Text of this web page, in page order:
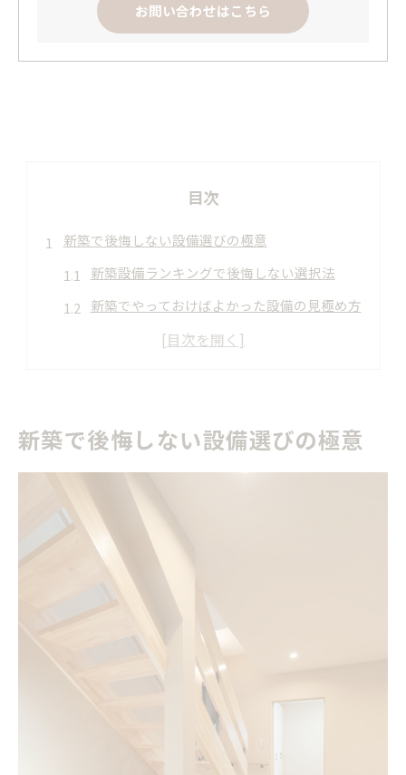
お問い合わせはこちら
目次
新築で後悔しない設備選びの極意
新築設備ランキングで後悔しない選択法
新築でやっておけばよかった設備の見極め方
新築の便利グッズ導入で暮らし快適化
暮らしを変える新築設備の実力とは
新築で本当に役立つ設備の特徴を紹介
新築設備で家事が楽になる理由とは
新築にあったら便利な家電の選び方
新築設備が暮らしに与える影響を検証
新築の間取りと設備配置の最適化指南
納得感ある新築設備の選び方ガイド
新築で満足度が高い設備の選定基準
新築設備費用と保証期間の注意点解説
新築の設備選びでやりがちな失敗例
新築いらない設備と必要設備の判断法
新築で後悔しない設備選びの極意